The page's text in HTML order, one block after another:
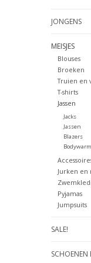
JONGENS
MEISJES
Blouses
Broeken
Truien en
T-shirts
Jassen
Jacks
Jassen
Blazers
Jurken en
Pyjamas
Jumpsuits
SALE!
SCHOENEN